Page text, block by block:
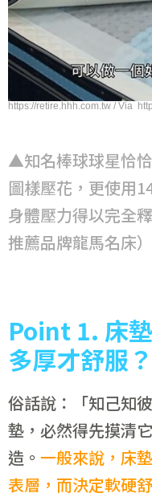
https://retire.hhh.com.tw / Via
▲知名棒球球星恰
圖樣壓花，更使用
身體壓力得以完全
推薦品牌龍馬名床）
Point 1. 床
多厚才舒服？
俗話說：「知己知
墊，必然得先摸清
造。 一般來說，床
表層，而決定軟硬